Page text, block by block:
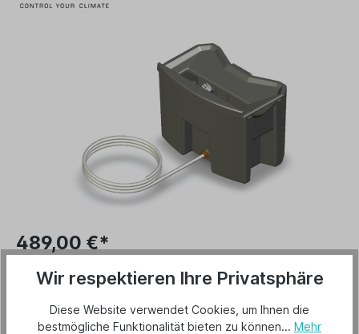
489,00 €*
Lieferzeit 2-3 Tage
Wir respektieren Ihre Privatsphäre
Diese Website verwendet Cookies, um Ihnen die
bestmögliche Funktionalität bieten zu können... Mehr